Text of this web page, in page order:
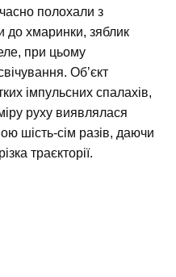
полохали з
до хмаринки, зяблик
при цьому
Об’єкт
імпульсних спалахів,
руху виявлялася
шість-сім разів, даючи
траєкторії.